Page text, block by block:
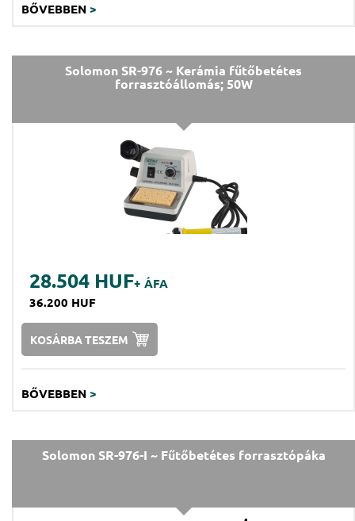
BŐVEBBEN >
Solomon SR-976 ~ Kerámia fűtőbetétes
forrasztóállomás; 50W
28.504 HUF+ ÁFA
36.200 HUF
KOSÁRBA TESZEM
BŐVEBBEN >
Solomon SR-976-I ~ Fűtőbetétes forrasztópáka